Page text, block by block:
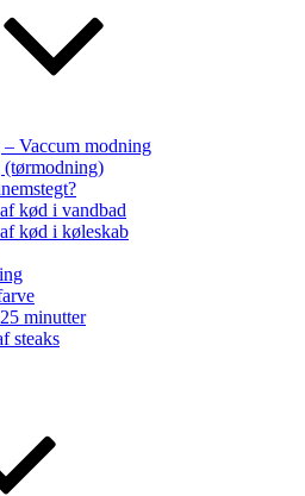
– Vaccum modning
kød i vandbad
kød i køleskab
minutter
steaks